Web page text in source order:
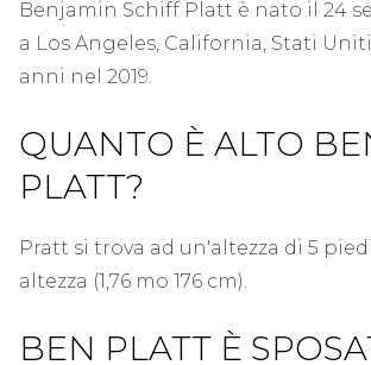
Benjamin Schiff Platt è nato il 24
a Los Angeles, California, Stati
anni nel 2019.
QUANTO È ALTO
PLATT?
Pratt si trova ad un'altezza di 5
altezza (1,76 mo 176 cm).
BEN PLATT È